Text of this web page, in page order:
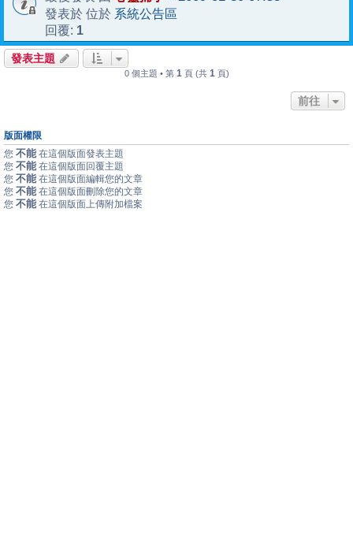
發表於 位於 系統公告區
回覆: 1
發表主題
0 個主題 • 第 1 頁 (共 1 頁)
前往
版面權限
您 不能 在這個版面發表主題
您 不能 在這個版面回覆主題
您 不能 在這個版面編輯您的文章
您 不能 在這個版面刪除您的文章
您 不能 在這個版面上傳附加檔案